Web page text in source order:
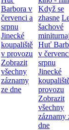
Barbora v
červenci a
srpnu
Jinecké
koupaliště
v provozu
Zobrazit
všechny
záznamy
ze dne
Když se
zhasne
šachové
Huť
v
srpnu
Jinecké
provozu
Zobrazit
všechny
záznamy
dne